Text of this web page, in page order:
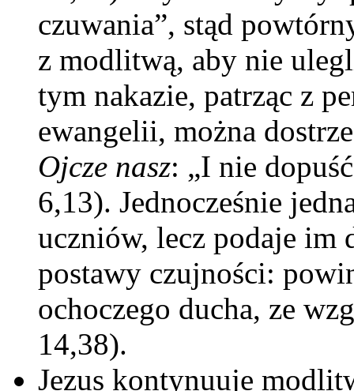
czuwania”, stąd
z modlitwą, aby nie
tym nakazie, patrząc z
ewangelii, można
Ojcze nasz: „I nie
6,13). Jednocześnie
uczniów, lecz podaje im
postawy czujności:
ochoczego ducha, ze
14,38).
Jezus kontynuuje